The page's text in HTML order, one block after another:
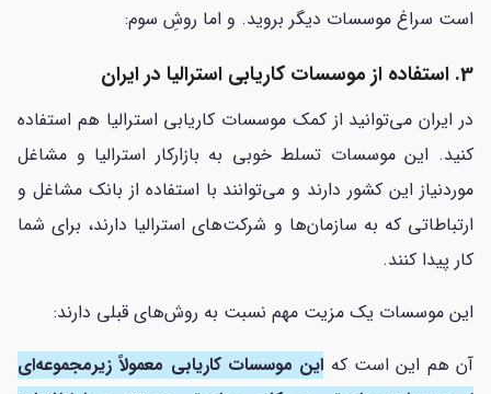
است سراغ موسسات دیگر بروید. و اما روشِ سوم:
3. استفاده از موسسات کاریابی استرالیا در ایران
در ایران می‌توانید از کمک موسسات کاریابی استرالیا هم استفاده
کنید. این موسسات تسلط خوبی به بازارکار استرالیا و مشاغل
موردنیاز این کشور دارند و می‌توانند با استفاده از بانک مشاغل و
ارتباطاتی که به سازمان‌ها و شرکت‌های استرالیا دارند، برای شما
کار پیدا کنند.
این موسسات یک مزیت مهم نسبت به روش‌های قبلی دارند:
آن هم این است که این موسسات کاریابی معمولاً زیرمجموعه‌ای